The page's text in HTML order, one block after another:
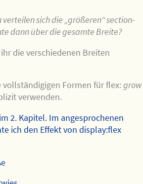
verteilen sich die „größeren“ section-
dann über die gesamte Breite?
die verschiedenen Breiten
vollständigigen Formen für flex:grow
verwenden.
2. Kapitel. Im angesprochenen
ich den Effekt von display:flex